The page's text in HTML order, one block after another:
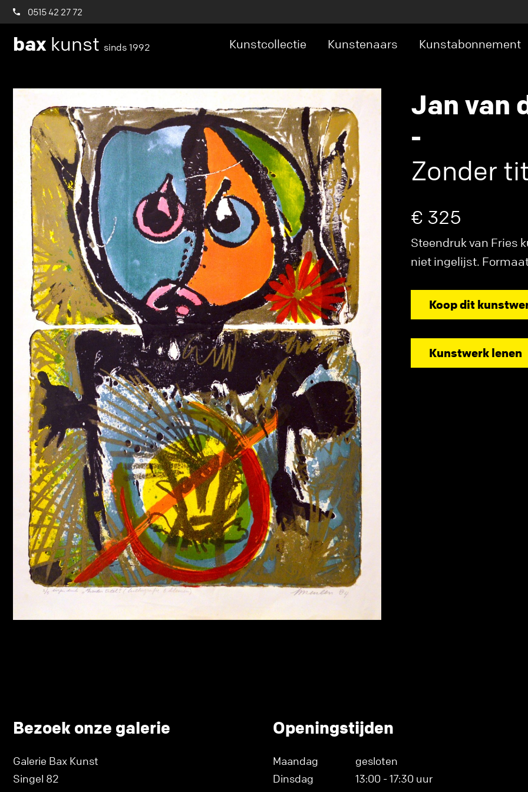
0515 42 27 72
bax kunst sinds 1992 Kunstcollectie Kunstenaars Kunstabonnement
Jan van
-
Zonder
€ 325
Steendruk van Fries
niet ingelijst.
Koop dit
Kunstwerk lenen
Bezoek onze galerie
Galerie Bax Kunst
Singel 82
Openingstijden
Maandag
gesloten
Dinsdag
13:00 - 17:30 uur